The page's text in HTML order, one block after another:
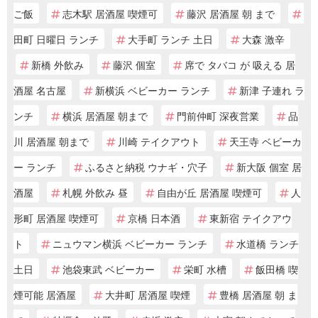
ご飯 志木駅 居酒屋 喫煙可
藤沢 居酒屋 朝 まで
田町 日曜日 ランチ
大手町 ランチ 土日
大森 激辛
新橋 外飲み
藤沢 個室
席で タバコ が 吸える 居
酒屋 名古屋
新横浜 ベビーカー ランチ
新津 子連れ ラ
ンチ
横浜 居酒屋 朝まで 門前仲町 深夜営業
品
川 居酒屋 朝まで
川崎 テイクアウト
天王寺 ベビーカ
ー ランチ
ふるさと納税 ウナギ・穴子
新大阪 個室 居
酒屋
札幌 外飲み 昼 自由が丘 居酒屋 喫煙可
人
形町 居酒屋 喫煙可
京橋 日本酒
東新宿 テイクアウ
ト
ニュウマン横浜 ベビーカー ランチ
水道橋 ランチ
土日
池袋東武 ベビーカー 栄町 水槽
飯田橋 喫
煙可能 居酒屋
大井町 居酒屋 喫煙
豊橋 居酒屋 朝 ま